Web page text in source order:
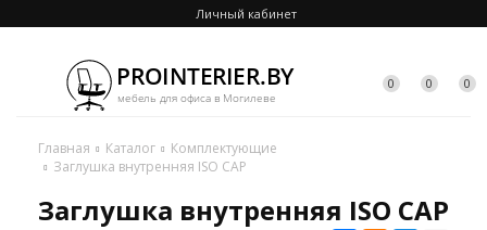
Личный кабинет
0 0 0
Главная Каталог
Комплектующие
Заглушка внутренняя ISO CAP
Заглушка внутренняя ISO CAP